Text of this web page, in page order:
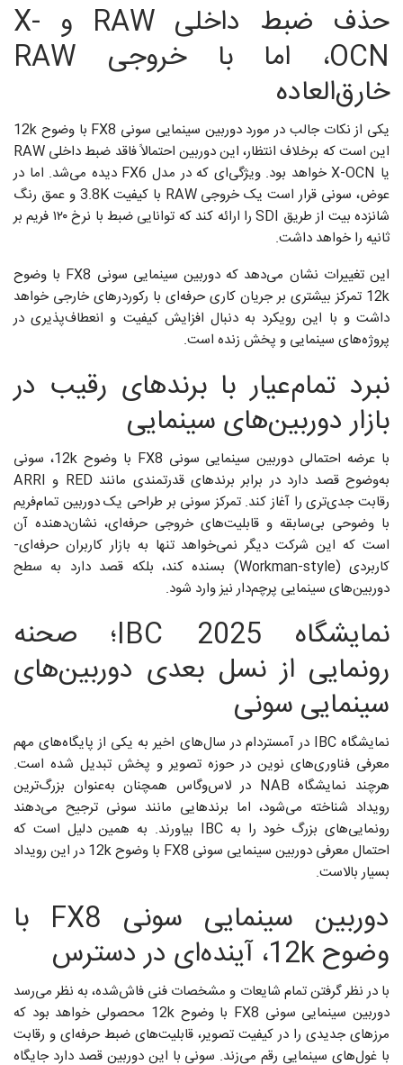
حذف ضبط داخلی RAW و X-
OCN، اما با خروجی RAW
خارق‌العاده
یکی از نکات جالب در مورد دوربین سینمایی سونی FX8 با وضوح 12k
این است که برخلاف انتظار، این دوربین احتمالاً فاقد ضبط داخلی RAW
یا X-OCN خواهد بود. ویژگی‌ای که در مدل FX6 دیده می‌شد. اما در
عوض، سونی قرار است یک خروجی RAW با کیفیت 3.8K و عمق رنگ
شانزده بیت از طریق SDI را ارائه کند که توانایی ضبط با نرخ ۱۲۰ فریم بر
ثانیه را خواهد داشت.
این تغییرات نشان می‌دهد که دوربین سینمایی سونی FX8 با وضوح
12k تمرکز بیشتری بر جریان کاری حرفه‌ای با رکوردرهای خارجی خواهد
داشت و با این رویکرد به دنبال افزایش کیفیت و انعطاف‌پذیری در
پروژه‌های سینمایی و پخش زنده است.
نبرد تمام‌عیار با برندهای رقیب در
بازار دوربین‌های سینمایی
با عرضه احتمالی دوربین سینمایی سونی FX8 با وضوح 12k، سونی
به‌وضوح قصد دارد در برابر برندهای قدرتمندی مانند RED و ARRI
رقابت جدی‌تری را آغاز کند. تمرکز سونی بر طراحی یک دوربین تمام‌فریم
با وضوحی بی‌سابقه و قابلیت‌های خروجی حرفه‌ای، نشان‌دهنده آن
است که این شرکت دیگر نمی‌خواهد تنها به بازار کاربران حرفه‌ای-
کاربردی (Workman-style) بسنده کند، بلکه قصد دارد به سطح
دوربین‌های سینمایی پرچم‌دار نیز وارد شود.
نمایشگاه IBC 2025؛ صحنه
رونمایی از نسل بعدی دوربین‌های
سینمایی سونی
نمایشگاه IBC در آمستردام در سال‌های اخیر به یکی از پایگاه‌های مهم
معرفی فناوری‌های نوین در حوزه تصویر و پخش تبدیل شده است.
هرچند نمایشگاه NAB در لاس‌وگاس همچنان به‌عنوان بزرگ‌ترین
رویداد شناخته می‌شود، اما برندهایی مانند سونی ترجیح می‌دهند
رونمایی‌های بزرگ خود را به IBC بیاورند. به همین دلیل است که
احتمال معرفی دوربین سینمایی سونی FX8 با وضوح 12k در این رویداد
بسیار بالاست.
دوربین سینمایی سونی FX8 با
وضوح 12k، آینده‌ای در دسترس
با در نظر گرفتن تمام شایعات و مشخصات فنی فاش‌شده، به نظر می‌رسد
دوربین سینمایی سونی FX8 با وضوح 12k محصولی خواهد بود که
مرزهای جدیدی را در کیفیت تصویر، قابلیت‌های ضبط حرفه‌ای و رقابت
با غول‌های سینمایی رقم می‌زند. سونی با این دوربین قصد دارد جایگاه